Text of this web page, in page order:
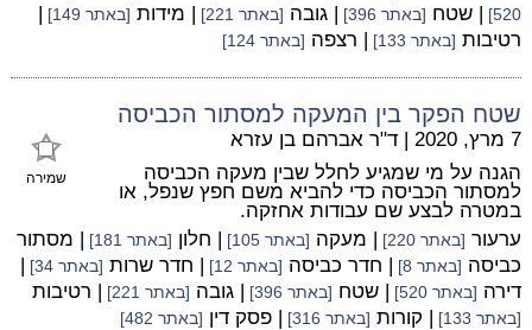
520]
| שטח [באתר 396] | גובה [באתר 221] | מידות [באתר 149]
|
רטיבות [באתר 133] | רצפה [באתר 124]
שטח הפקר בין המעקה למסתור הכביסה
שמירה
7 מרץ, 2020 | ד"ר אברהם בן עזרא
הגנה על מי שמגיע לחלל שבין מעקה הכביסה
למסתור הכביסה כדי להביא משם חפץ שנפל, או
במטרה לבצע שם עבודות אחזקה.
ערעור [באתר 220] | מעקה [באתר 105] | חלון [באתר 181]
| מסתור
כביסה [באתר 8] | חדר כביסה [באתר 12] | חדר שרות [באתר 34]
|
דירה [באתר 520] | שטח [באתר 396] | גובה [באתר 221] | רטיבות
[באתר 133] | קורות [באתר 316] | פסק דין [באתר 482]